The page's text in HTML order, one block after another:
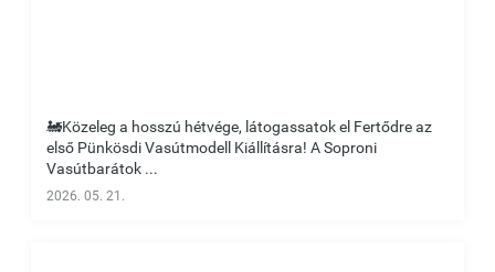
🚂Közeleg a hosszú hétvége, látogassatok el Fertődre az
első Pünkösdi Vasútmodell Kiállításra! A Soproni
Vasútbarátok ...
2026. 05. 21.